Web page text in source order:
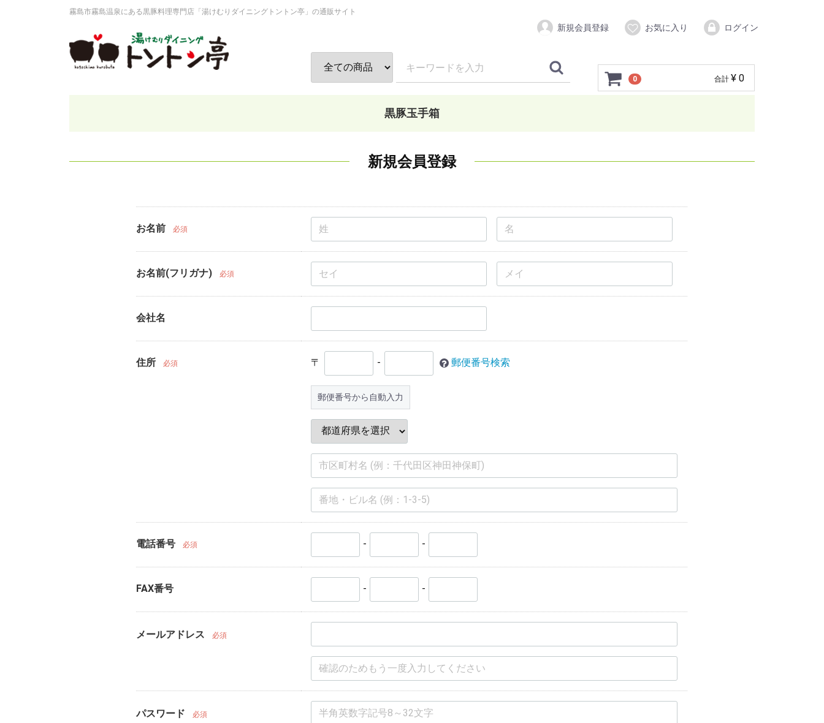
霧島市霧島温泉にある黒豚料理専門店「湯けむりダイニングトントン亭」の通販サイト
0 合計 ¥ 0
新規会員登録 お気に入り ログイン
黒豚玉手箱
新規会員登録
お名前 必須
お名前(フリガナ) 必須
会社名
住所 必須 〒 - 郵便番号検索
郵便番号から自動入力
電話番号 必須 - -
FAX番号 - -
メールアドレス 必須
パスワード 必須